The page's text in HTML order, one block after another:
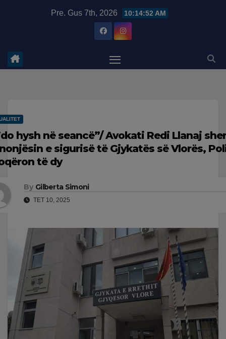
Pre. Gus 7th, 2026 10:14:53 AM
hysh në seancë”/ Avokati Redi Llanaj
e sigurisë të Gjykatës së Vlorës,
të dy
By Gilberta Simoni
TET 10, 2025